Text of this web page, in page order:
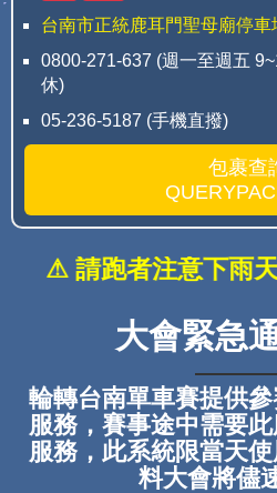
⚠ 請跑者注意下
大會緊急
輪轉台南單車賽提供
服務，賽事途中需要
服務，此系統限當天
料大會將儘
台南市正統鹿耳門聖母廟停車
0800-271-637 (週一至週五
休)
05-236-5187 (手機直撥)
包裹查